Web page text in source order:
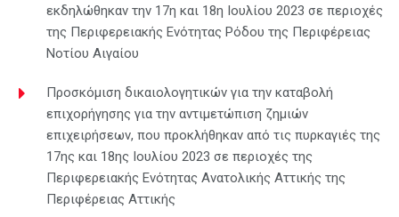
εκδηλώθηκαν την 17η και 18η Ιουλίου 2023 σε περιοχές
της Περιφερειακής Ενότητας Ρόδου της Περιφέρειας
Νοτίου Αιγαίου
Προσκόμιση δικαιολογητικών για την καταβολή
επιχορήγησης για την αντιμετώπιση ζημιών
επιχειρήσεων, που προκλήθηκαν από τις πυρκαγιές της
17ης και 18ης Ιουλίου 2023 σε περιοχές της
Περιφερειακής Ενότητας Ανατολικής Αττικής της
Περιφέρειας Αττικής